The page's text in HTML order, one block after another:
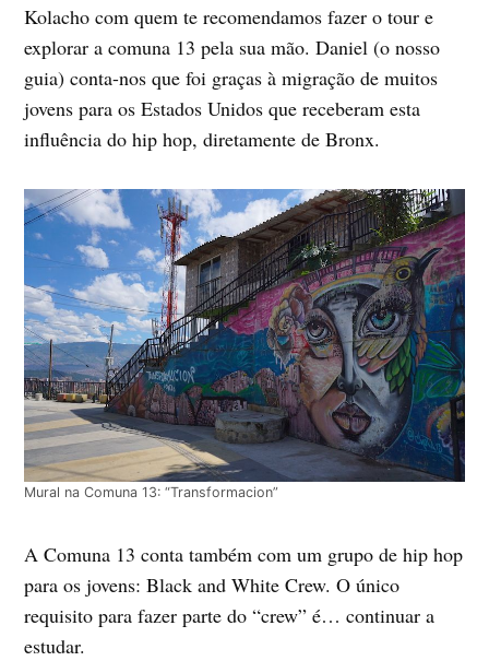
Kolacho com quem te recomendamos fazer o tour e
explorar a comuna 13 pela sua mão. Daniel (o nosso
guia) conta-nos que foi graças à migração de muitos
jovens para os Estados Unidos que receberam esta
influência do hip hop, diretamente de Bronx.
Mural na Comuna 13: “Transformacion”
A Comuna 13 conta também com um grupo de hip hop
para os jovens: Black and White Crew. O único
requisito para fazer parte do “crew” é… continuar a
estudar.